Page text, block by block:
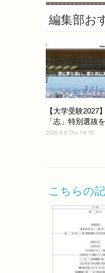
編集部お
【大学受験2027
「志」特別選抜
2026.8.6 Thu 19:15
こちらの